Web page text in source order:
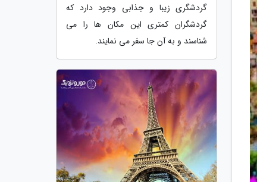
گردشگری زیبا و جذابی وجود دارد که
گردشگران کمتری این مکان ها را می
شناسند و به آن جا سفر می نمایند.